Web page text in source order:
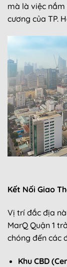
mà là việc
cương của TP.
Kết Nối Giao
Vị trí đắc địa
MarQ Quận 1
chóng đến các
Khu CBD